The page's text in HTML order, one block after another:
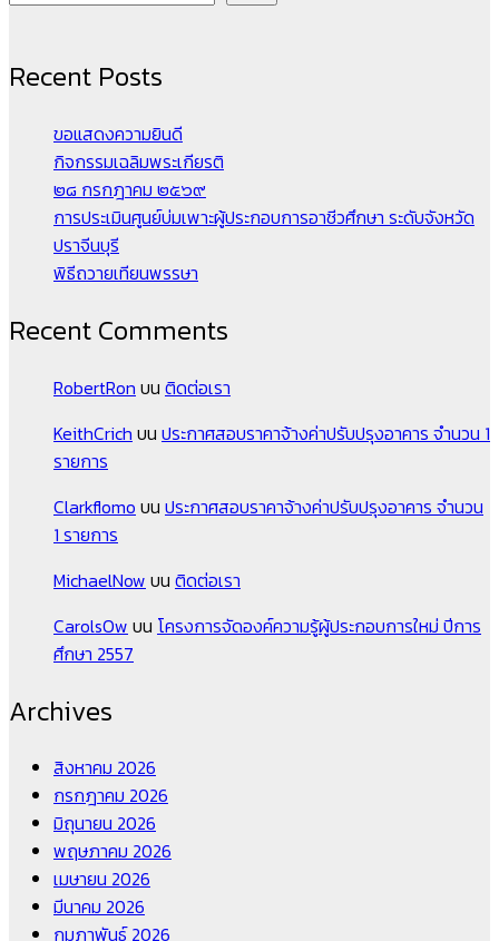
Recent Posts
ขอแสดงความยินดี
กิจกรรมเฉลิมพระเกียรติ
๒๘ กรกฎาคม ๒๕๖๙
การประเมินศูนย์บ่มเพาะผู้ประกอบการอาชีวศึกษา ระดับจังหวัด
ปราจีนบุรี
พิธีถวายเทียนพรรษา
Recent Comments
RobertRon บน ติดต่อเรา
KeithCrich บน ประกาศสอบราคาจ้างค่าปรับปรุงอาคาร จำนวน 1
รายการ
Clarkflomo บน ประกาศสอบราคาจ้างค่าปรับปรุงอาคาร จำนวน
1 รายการ
MichaelNow บน ติดต่อเรา
CarolsOw บน โครงการจัดองค์ความรู้ผู้ประกอบการใหม่ ปีการ
ศึกษา 2557
Archives
สิงหาคม 2026
กรกฎาคม 2026
มิถุนายน 2026
พฤษภาคม 2026
เมษายน 2026
มีนาคม 2026
กุมภาพันธ์ 2026